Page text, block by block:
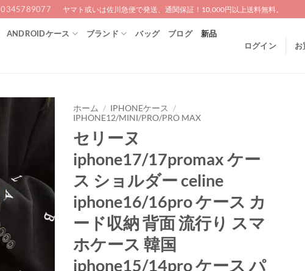
0345789077 ヤマト或いは佐川急便で発送、通関保証！10,000円以上送料無料。
ANDROIDケース ブランド バッグ ブログ 新品
ログイン
ホーム / IPHONEケース
/
IPHONE12/MINI/PRO/PRO MAX
セリーヌ
iphone17/17promax ケー
ス ショルダー celine
iphone16/16pro ケース カ
ード収納 背面 流行り スマ
ホケース 韓国
iphone15/14pro ケース パ